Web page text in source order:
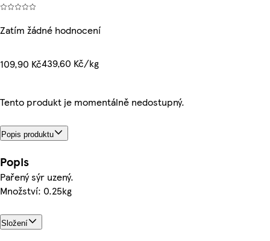
Zatím žádné hodnocení
109,90 Kč439,60 Kč/kg
Tento produkt je momentálně nedostupný.
Popis produktu
Popis
Pařený sýr uzený.
Množství: 0.25kg
Složení